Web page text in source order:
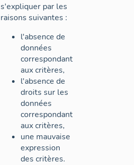
s'expliquer par les
raisons suivantes :
l'absence de
données
correspondant
aux critères,
l'absence de
droits sur les
données
correspondant
aux critères,
une mauvaise
expression
des critères.